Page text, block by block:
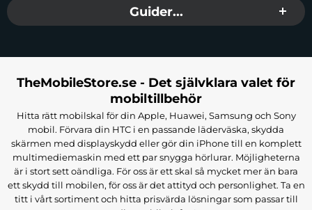
Guider...
TheMobileStore.se - Det självklara valet för
mobiltillbehör
Hitta rätt mobilskal för din Apple, Huawei, Samsung och Sony
mobil. Förvara din HTC i en passande läderväska, skydda
skärmen med displayskydd eller gör din iPhone till en komplett
multimediemaskin med ett par snygga hörlurar. Möjligheterna
är i stort sett oändliga. För oss är ett skal så mycket mer än bara
ett skydd till mobilen, för oss är det attityd och personlighet. Ta en
titt i vårt sortiment och hitta prisvärda lösningar som passar till